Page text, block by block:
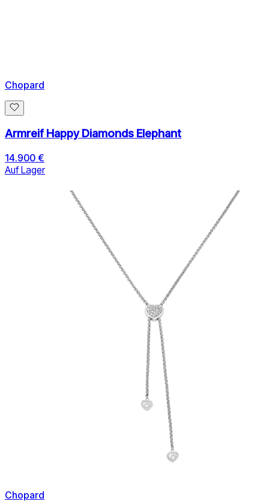
Chopard
Armreif Happy Diamonds Elephant
14.900 €
Auf Lager
Chopard